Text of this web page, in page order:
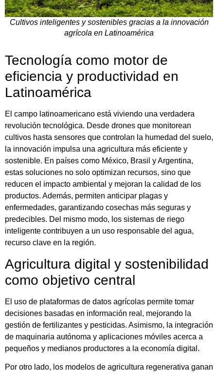
Cultivos inteligentes y sostenibles gracias a la innovación
agrícola en Latinoamérica
Tecnología como motor de
eficiencia y productividad en
Latinoamérica
El campo latinoamericano está viviendo una verdadera
revolución tecnológica. Desde drones que monitorean
cultivos hasta sensores que controlan la humedad del suelo,
la innovación impulsa una agricultura más eficiente y
sostenible. En países como México, Brasil y Argentina,
estas soluciones no solo optimizan recursos, sino que
reducen el impacto ambiental y mejoran la calidad de los
productos. Además, permiten anticipar plagas y
enfermedades, garantizando cosechas más seguras y
predecibles. Del mismo modo, los sistemas de riego
inteligente contribuyen a un uso responsable del agua,
recurso clave en la región.
Agricultura digital y sostenibilidad
como objetivo central
El uso de plataformas de datos agrícolas permite tomar
decisiones basadas en información real, mejorando la
gestión de fertilizantes y pesticidas. Asimismo, la integración
de maquinaria autónoma y aplicaciones móviles acerca a
pequeños y medianos productores a la economía digital.
Por otro lado, los modelos de agricultura regenerativa ganan